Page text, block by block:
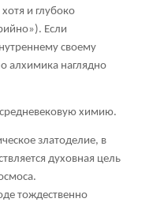
и глубоко
Если
своему
алхимика наглядно
химию.
златоделие, в
духовная цель
тождественно